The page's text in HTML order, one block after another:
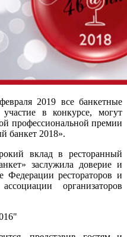
2019 все банкетные
в конкурсе, могут
профессиональной премии
банкет 2018».
вклад в ресторанный
заслужила доверие и
Федерации рестораторов и
организаторов